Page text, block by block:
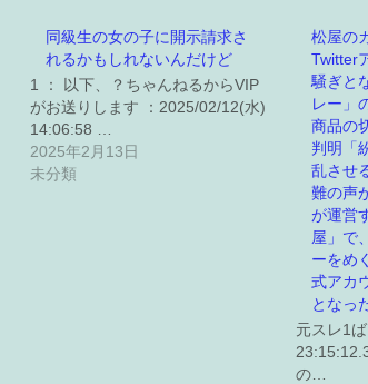
同級生の女の子に開示請求さ
れるかもしれないんだけど
1 ： 以下、？ちゃんねるからVIP
がお送りします ：2025/02/12(水)
14:06:58 …
2025年2月13日
未分類
松屋の
Twitter
騒ぎと
レー」
商品の
判明「
乱させ
難の声
が運営
屋」で
ーをめ
式アカ
となっ
元スレ1
の…